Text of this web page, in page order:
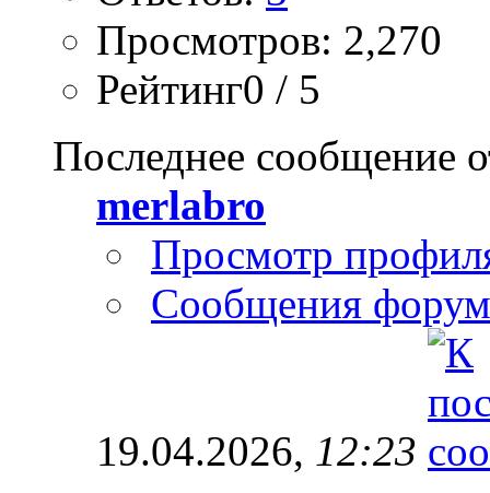
Просмотров: 2,270
Рейтинг0 / 5
Последнее сообщение
merlabro
Просмотр
Сообщения
19.04.2026, 12:23